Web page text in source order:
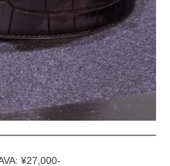
¥27,000-